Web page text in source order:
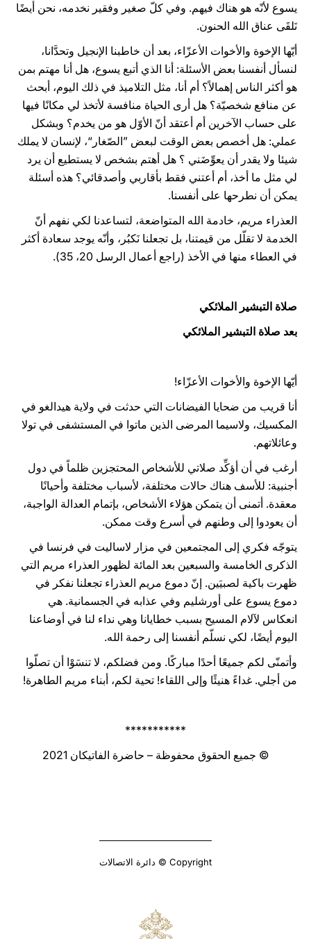
يسوع لأنّه هو هناك فيهم. وفي كلّ صغير وفقير نخدمه، نحن أيضًا
نَلقَى عناق الله الحنون.
أيّها الإخوة والأخوات الأعزّاء، بعد أن خاطبنا الإنجيل وتحدَّانا،
لنسأل أنفسنا بعض الأسئلة: أنا الذي أتبع يسوع، هل أنا مهتم بمن
هو أكثر الناس إهمالاً؟ أم أنا، مثل التلاميذ في ذلك اليوم، أبحث
عن منافع شخصيّة؟ هل أرى الحياة منافسة لأتخذ لي مكانًا فيها
على حساب الآخرين أم أعتقد أنّ الأوّل هو من يخدم؟ وبشكل
عملي: هل أخصص بعض الوقت لبعض ”الصّغار“، لإنسان لا يملك
شيئا ولا يقدر أن يعوِّضَني ؟ هل أهتم بشخص لا يستطيع أن يرد
لي مثل ما أخذ، أم أعتني فقط بأقاربي وأصدقائي؟ هذه أسئلة
يمكن أن نطرحها على أنفسنا.
العذراء مريم، خادمة الله المتواضعة، لتساعدنا لكي نفهم أنّ
الخدمة لا تقلّل من قيمتنا، بل تجعلنا نَكبُر، وأنّه يوجد سعادة أكثر
في العطاء منها في الأخذ (راجع أعمال الرسل 20، 35).
صلاة التبشير الملائكي
بعد صلاة التبشير الملائكي
أيّها الإخوة والأخوات الأعزّاء!
أنا قريب من ضحايا الفيضانات التي حدثت في ولاية هيدالغو في
المكسيك، ولاسيما المرضى الذين ماتوا في المستشفى في تولا
وعائلاتهم.
أرغب في أن أؤكِّد صلاتي للأشخاص المحتجزين ظلماً في دول
أجنبية: للأسف هناك حالات مختلفة، لأسباب مختلفة وأحيانًا
معقدة. أتمنى أن يتمكن هؤلاء الأشخاص، بإتمام العدالة الواجبة،
أن يعودوا إلى وطنهم في أسرع وقت ممكن.
يتوجّه فكري إلى المجتمعين في مزار لاساليت في فرنسا في
الذكرى الخامسة والسبعين بعد المائة لظهور العذراء مريم التي
ظهرت باكية لصبيَين. إنّ دموع مريم العذراء تجعلنا نفكر في
دموع يسوع على أورشليم وفي عذابه في الجسمانية. هي
انعكاس لآلام المسيح بسبب خطايانا وهي نداء لنا في أوضاعنا
اليوم أيضًا، لكي نسلّم أنفسنا إلى رحمة الله.
وأتمنّى لكم جميعًا أحدًا مباركًا. ومن فضلكم، لا تنسَوْا أن تصلّوا
من أجلي. غداءً هنيئًا وإلى اللقاء! تحية لكم، أبناء مريم الطاهرة!
***********
© جميع الحقوق محفوظة – حاضرة الفاتيكان 2021
Copyright © دائرة الاتصالات